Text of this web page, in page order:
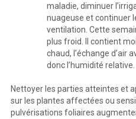
maladie, diminuer
nuageuse et continuer
ventilation. Cette
plus froid. Il contient
chaud, l’échange d’air
donc l’humidité relative.
Nettoyer les parties atteintes et
sur les plantes affectées ou
pulvérisations foliaires